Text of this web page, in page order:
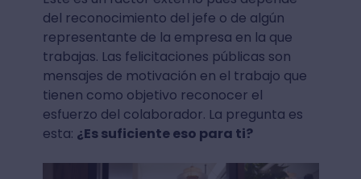
del reconocimiento del jefe o de algún
representante de la empresa en la que
trabajas. Las felicitaciones públicas son
mensajes de motivación en el trabajo que
tienen como objetivo reconocer el
esfuerzo del colaborador. La pregunta es
esta: ¿Es suficiente eso para ti?